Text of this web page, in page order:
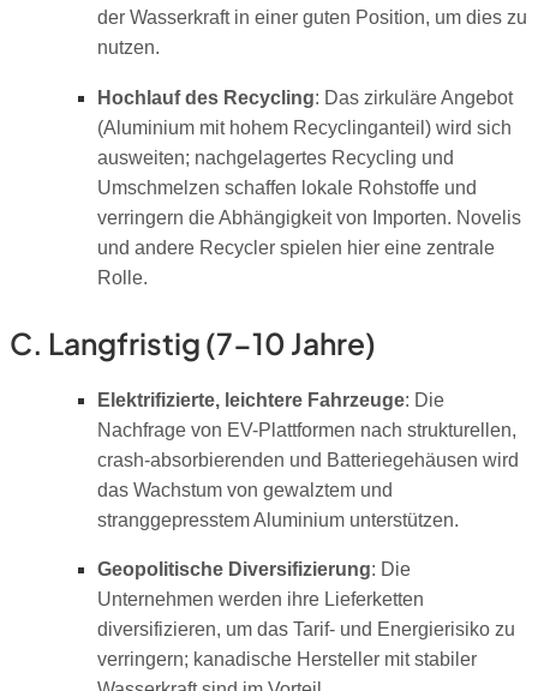
der Wasserkraft in einer guten Position, um dies zu
nutzen.
Hochlauf des Recycling: Das zirkuläre Angebot
(Aluminium mit hohem Recyclinganteil) wird sich
ausweiten; nachgelagertes Recycling und
Umschmelzen schaffen lokale Rohstoffe und
verringern die Abhängigkeit von Importen. Novelis
und andere Recycler spielen hier eine zentrale
Rolle.
C. Langfristig (7-10 Jahre)
Elektrifizierte, leichtere Fahrzeuge: Die
Nachfrage von EV-Plattformen nach strukturellen,
crash-absorbierenden und Batteriegehäusen wird
das Wachstum von gewalztem und
stranggepresstem Aluminium unterstützen.
Geopolitische Diversifizierung: Die
Unternehmen werden ihre Lieferketten
diversifizieren, um das Tarif- und Energierisiko zu
verringern; kanadische Hersteller mit stabiler